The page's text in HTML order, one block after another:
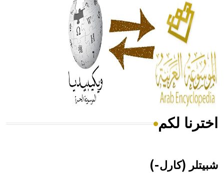
له الفضل بأنه حرر الطب من الدين والفلسفة.
- هل تعلم أن المرجان إفراز حيواني يتكون في البحر ويتركب
من مادة كربونات الكلسيوم، وهو أحمر أو شديد الحمرة وهو
أجود أنواعه، ويمتاز بكبر الحجم ويسمى الش
هل تعلم أن الأبسيد كلمة فرنسية اللفظ تم اعتمادها مصطلحاً
اخترنا لكم
شبيتلر (كارل-)